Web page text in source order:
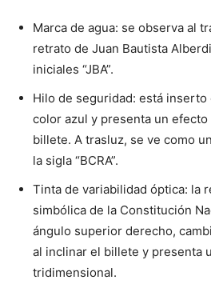
Marca de agua: se observa al
retrato de Juan Bautista
iniciales “JBA”.
Hilo de seguridad: está
color azul y presenta un
billete. A trasluz, se ve como
la sigla “BCRA”.
Tinta de variabilidad óptica: la
simbólica de la Constitución
ángulo superior derecho,
al inclinar el billete y presenta
tridimensional.